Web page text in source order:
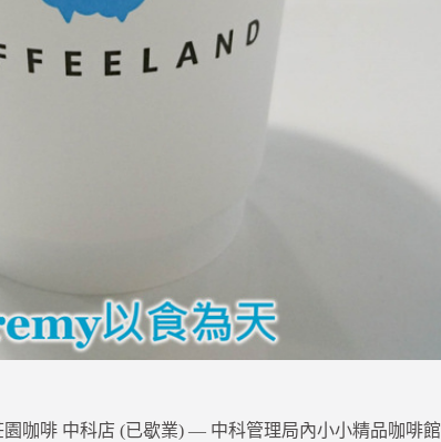
咖啡 中科店 (已歇業) — 中科管理局內小小精品咖啡館